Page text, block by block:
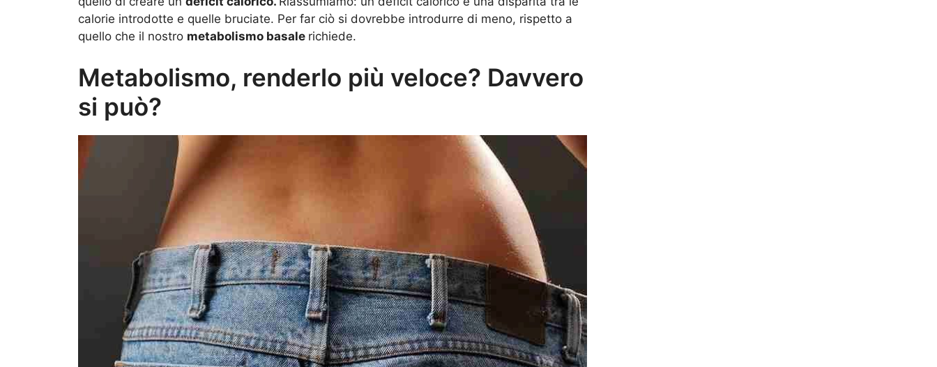
calorie introdotte e quelle bruciate. Per far ciò si dovrebbe introdurre di meno, rispetto a
quello che il nostro metabolismo basale richiede.
Metabolismo, renderlo più veloce? Davvero
si può?